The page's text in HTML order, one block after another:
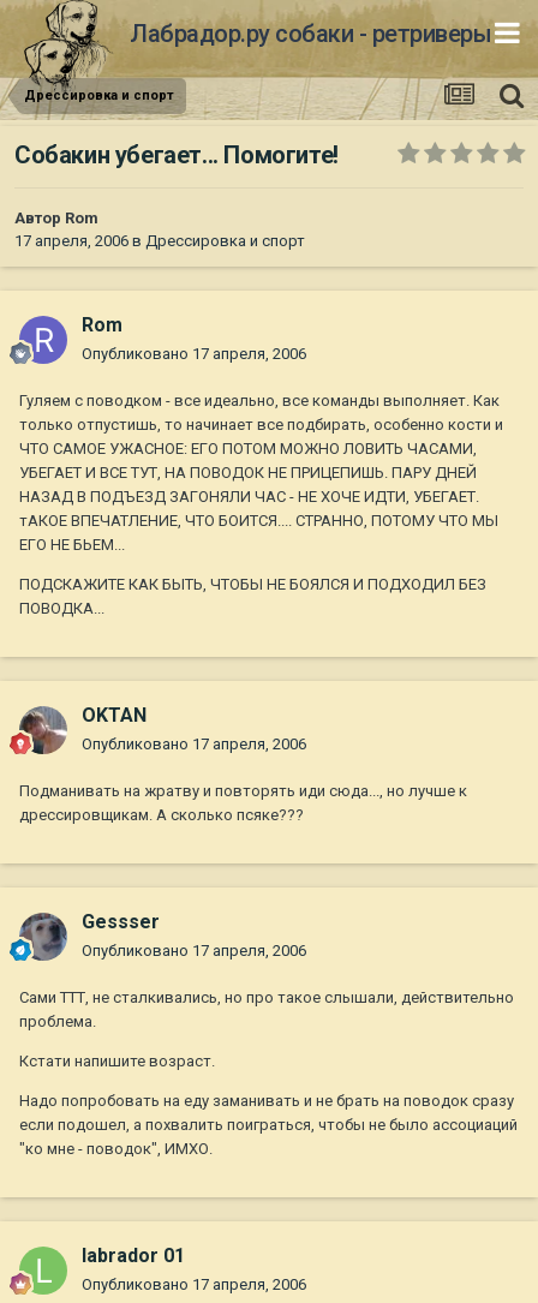
Лабрадор.ру собаки - ретриверы
Дрессировка и спорт
Собакин убегает... Помогите!
Автор Rom
17 апреля, 2006 в Дрессировка и спорт
Rom
Опубликовано 17 апреля, 2006
Гуляем с поводком - все идеально, все команды выполняет. Как
только отпустишь, то начинает все подбирать, особенно кости и
ЧТО САМОЕ УЖАСНОЕ: ЕГО ПОТОМ МОЖНО ЛОВИТЬ ЧАСАМИ,
УБЕГАЕТ И ВСЕ ТУТ, НА ПОВОДОК НЕ ПРИЦЕПИШЬ. ПАРУ ДНЕЙ
НАЗАД В ПОДЪЕЗД ЗАГОНЯЛИ ЧАС - НЕ ХОЧЕ ИДТИ, УБЕГАЕТ.
тАКОЕ ВПЕЧАТЛЕНИЕ, ЧТО БОИТСЯ.... СТРАННО, ПОТОМУ ЧТО МЫ
ЕГО НЕ БЬЕМ...
ПОДСКАЖИТЕ КАК БЫТЬ, ЧТОБЫ НЕ БОЯЛСЯ И ПОДХОДИЛ БЕЗ
ПОВОДКА...
OKTAN
Опубликовано 17 апреля, 2006
Подманивать на жратву и повторять иди сюда..., но лучше к
дрессировщикам. А сколько псяке???
Gessser
Опубликовано 17 апреля, 2006
Сами ТТТ, не сталкивались, но про такое слышали, действительно
проблема.
Кстати напишите возраст.
Надо попробовать на еду заманивать и не брать на поводок сразу
если подошел, а похвалить поиграться, чтобы не было ассоциаций
"ко мне - поводок", ИМХО.
labrador 01
Опубликовано 17 апреля, 2006